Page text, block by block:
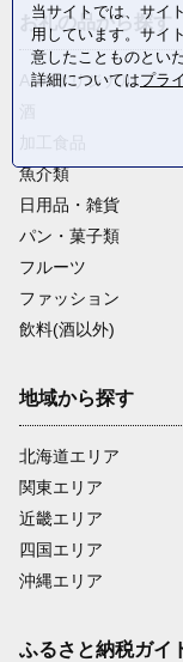
お礼の品から探す
ANAオリジナル
魚介類
日用品・雑貨
パン・菓子類
フルーツ
ファッション
飲料(酒以外)
地域から探す
北海道エリア
関東エリア
近畿エリア
四国エリア
沖縄エリア
ふるさと納税ガイ
当サイトでは、サイ
用しています。サイ
意したことものとい
詳細についてはプラ